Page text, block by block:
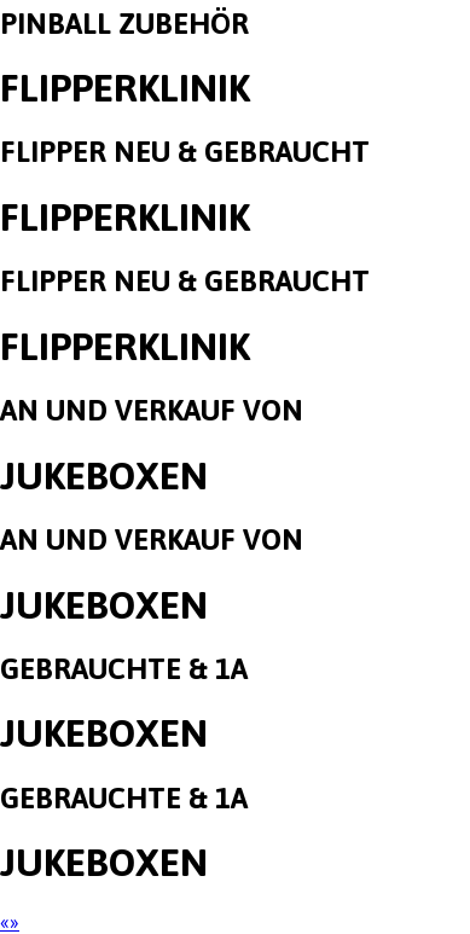
PINBALL ZUBEHÖR
FLIPPERKLINIK
FLIPPER NEU & GEBRAUCHT
FLIPPERKLINIK
FLIPPER NEU & GEBRAUCHT
FLIPPERKLINIK
AN UND VERKAUF VON
JUKEBOXEN
AN UND VERKAUF VON
JUKEBOXEN
GEBRAUCHTE & 1A
JUKEBOXEN
GEBRAUCHTE & 1A
JUKEBOXEN
«»